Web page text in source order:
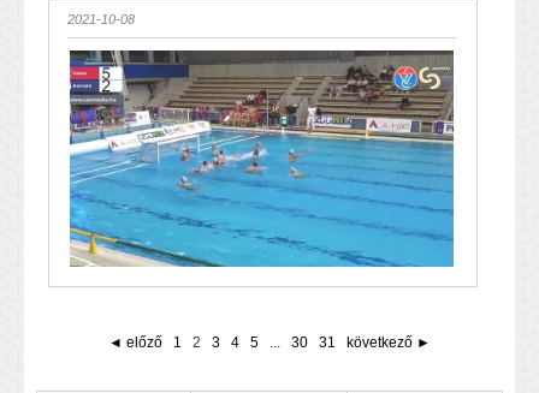
2021-10-08
◄ előző 1 2 3 4 5 ... 30 31 következő ►